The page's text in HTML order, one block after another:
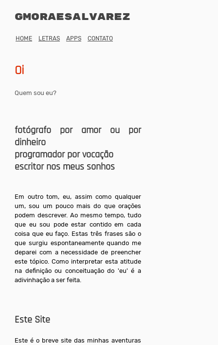
gmoraesalvarez
HOME LETRAS APPS CONTATO
Oi
Quem sou eu?
fotógrafo por amor ou por
dinheiro
programador por vocação
escritor nos meus sonhos
Em outro tom, eu, assim como qualquer
um, sou um pouco mais do que orações
podem descrever. Ao mesmo tempo, tudo
que eu sou pode estar contido em cada
coisa que eu faço. Estas três frases são o
que surgiu espontaneamente quando me
deparei com a necessidade de preencher
este tópico. Como interpretar esta atitude
na definição ou conceituação do 'eu' é a
adivinhação a ser feita.
Este Site
Este é o breve site das minhas aventuras